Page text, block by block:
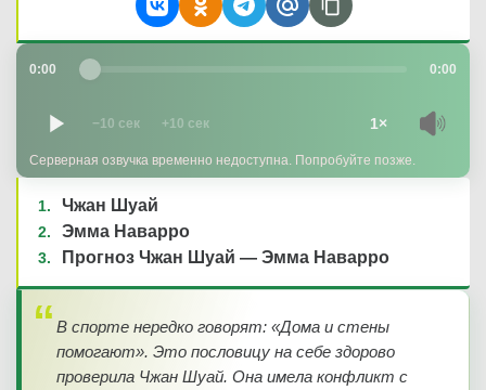
0:00 0:00
−10 сек +10 сек 1×
Серверная озвучка временно недоступна. Попробуйте позже.
Чжан Шуай
Эмма Наварро
Прогноз Чжан Шуай — Эмма Наварро
В спорте нередко говорят: «Дома и стены
помогают». Это пословицу на себе здорово
проверила Чжан Шуай. Она имела конфликт с